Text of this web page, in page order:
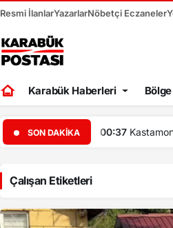
Resmi İlanlarYazarlarNöbetçi Eczaneler
Karabük Haberleri
SON DAKIKA
Çalışan Etiketleri